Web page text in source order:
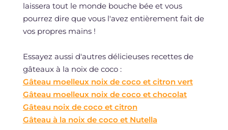
laissera tout le monde bouche bée et vous
pourrez dire que vous l'avez entièrement fait de
vos propres mains !
Essayez aussi d'autres délicieuses recettes de
gâteaux à la noix de coco :
Gâteau moelleux noix de coco et citron vert
Gâteau moelleux noix de coco et chocolat
Gâteau noix de coco et citron
Gâteau à la noix de coco et Nutella